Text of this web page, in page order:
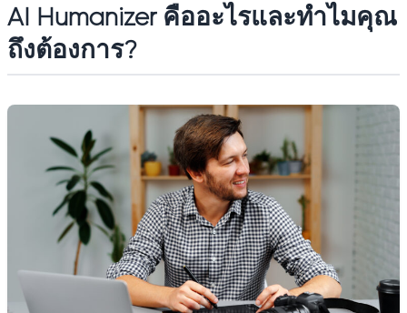
AI Humanizer คืออะไรและทำไมคุณ
ถึงต้องการ?